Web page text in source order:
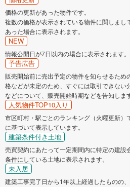
価格の更新があった物件です。
複数の価格が表示されている物件に関しまし
あった場合に表示されます。
NEW
情報公開日が7日以内の場合に表示されます。
予告広告
販売開始前に売出予定の物件を知らせるため
格などが未定のため、すぐには取引できない
などについて、販売開始時期などを告知します
人気物件TOP10入り
市区町村・駅ごとのランキング（火曜更新）
に基づいて表示しています。
建築条件付き土地
売買契約にあたって一定期間内に特定の建設
条件にしている土地に表示されます。
未入居
建築工事完了日から1年以上経過したものの